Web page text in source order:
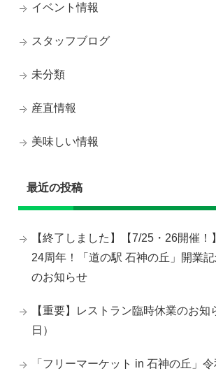
イベント情報
スタッフブログ
未分類
産直情報
美味しい情報
最近の投稿
【終了しました】【7/25・26開催
24周年！「道の駅 石神の丘」開業
のお知らせ
【重要】レストラン臨時休業のお知
日）
「フリーマーケット in 石神の丘」